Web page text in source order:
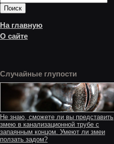
На главную
О сайте
Случайные глупости
Не знаю, сможете ли вы представить
змею в канализационной трубе с
запаянным концом. Умеют ли змеи
ползать задом?